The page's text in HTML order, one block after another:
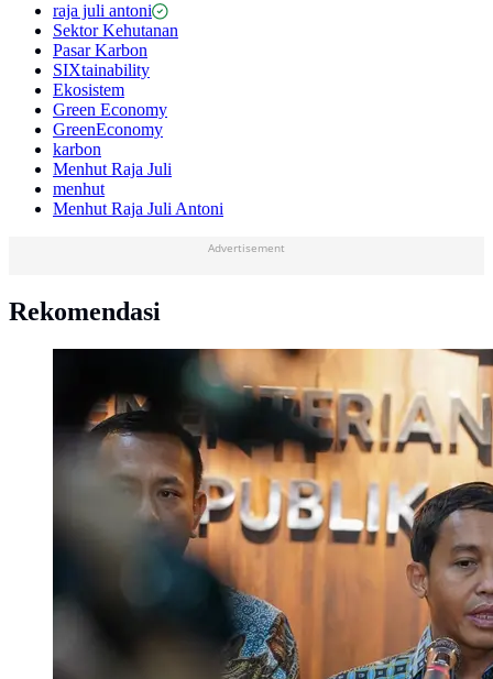
raja juli antoni
Sektor Kehutanan
Pasar Karbon
SIXtainability
Ekosistem
Green Economy
GreenEconomy
karbon
Menhut Raja Juli
menhut
Menhut Raja Juli Antoni
Advertisement
Rekomendasi